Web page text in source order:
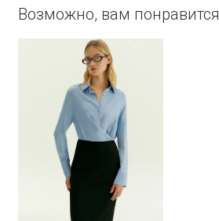
Возможно, вам понравится